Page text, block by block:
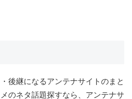
後継になるアンテナサイトのまと
のネタ話題探すなら、アンテナサ